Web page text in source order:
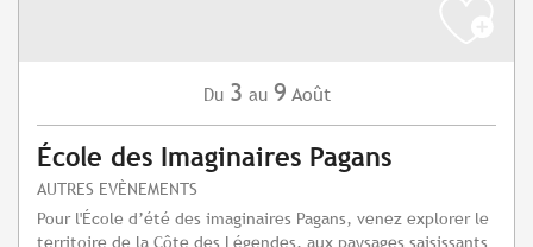
Du 3 au 9 Août
École des Imaginaires Pagans
AUTRES EVÈNEMENTS
Pour l'École d’été des imaginaires Pagans, venez explorer le
territoire de la Côte des Légendes, aux paysages saisissants